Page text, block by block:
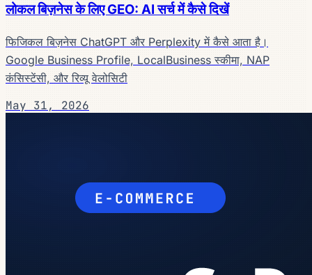
लोकल बिज़नेस के लिए GEO: AI सर्च में कैसे दिखें
फिजिकल बिज़नेस ChatGPT और Perplexity में कैसे आता है।
Google Business Profile, LocalBusiness स्कीमा, NAP
कंसिस्टेंसी, और रिव्यू वेलोसिटी
May 31, 2026